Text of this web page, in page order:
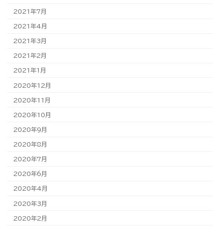
2021年7月
2021年4月
2021年3月
2021年2月
2021年1月
2020年12月
2020年11月
2020年10月
2020年9月
2020年8月
2020年7月
2020年6月
2020年4月
2020年3月
2020年2月